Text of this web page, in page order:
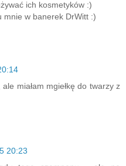
ich kosmetyków :)
mnie w banerek DrWitt :)
miałam mgiełkę do twarzy z
20:23